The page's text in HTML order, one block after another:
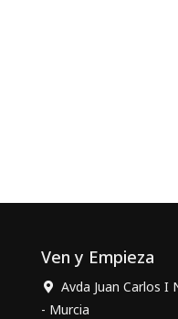
Ven y Empieza
Avda Juan Carlos I
- Murcia